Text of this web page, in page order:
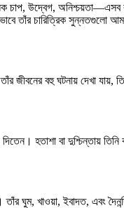
চাপ, উদ্বেগ,
তাঁর চারিত্রিক সুন্নতগুলো
জীবনের বহু ঘটনায় দেখা
হতাশা বা দুশ্চিন্তায়
তাঁর ঘুম, খাওয়া, ইবাদত, এবং